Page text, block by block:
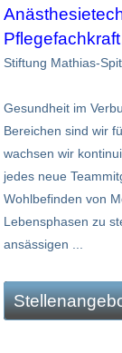
Stiftung Mathias-
Gesundheit im
Bereichen sind wir
wachsen wir
jedes neue
Wohlbefinden von
Lebensphasen zu
ansässigen ...